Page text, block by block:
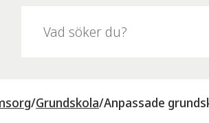
/Grundskola/Anpassade